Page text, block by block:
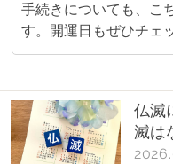
手続きについても、こ
す。開運日もぜひチェ
仏滅
滅は